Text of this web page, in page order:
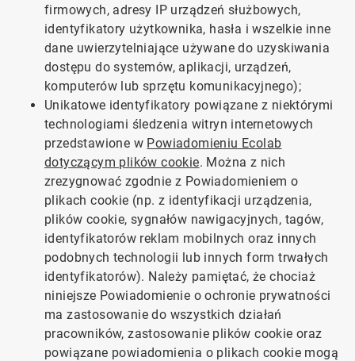
firmowych, adresy IP urządzeń służbowych,
identyfikatory użytkownika, hasła i wszelkie inne
dane uwierzytelniające używane do uzyskiwania
dostępu do systemów, aplikacji, urządzeń,
komputerów lub sprzętu komunikacyjnego);
Unikatowe identyfikatory powiązane z niektórymi
technologiami śledzenia witryn internetowych
przedstawione w Powiadomieniu Ecolab
dotyczącym plików cookie. Można z nich
zrezygnować zgodnie z Powiadomieniem o
plikach cookie (np. z identyfikacji urządzenia,
plików cookie, sygnałów nawigacyjnych, tagów,
identyfikatorów reklam mobilnych oraz innych
podobnych technologii lub innych form trwałych
identyfikatorów). Należy pamiętać, że chociaż
niniejsze Powiadomienie o ochronie prywatności
ma zastosowanie do wszystkich działań
pracowników, zastosowanie plików cookie oraz
powiązane powiadomienia o plikach cookie mogą